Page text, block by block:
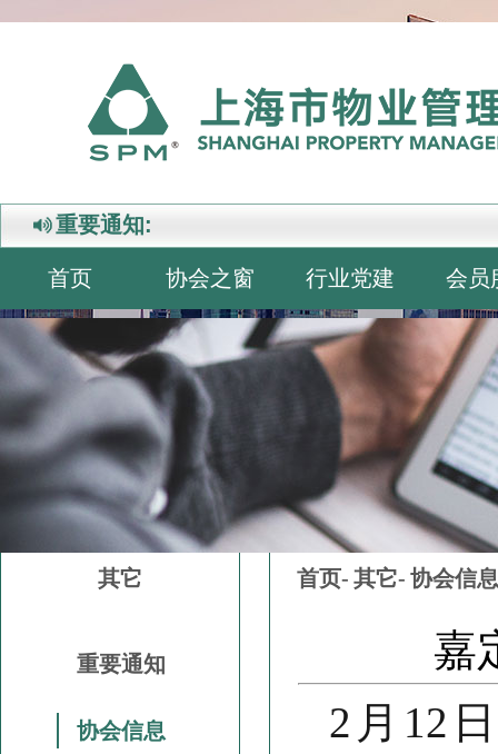
重要通知:
首页 协会之窗 行业党建 会员
其它
重要通知
协会信息
首页- 其它- 协会信息
嘉
2月12